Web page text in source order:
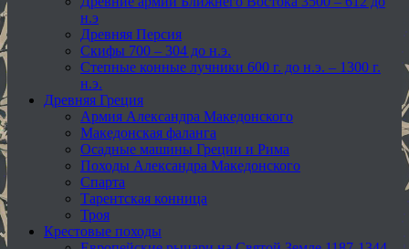
н.э
Древняя Персия
Скифы 700 – 304 до н.э.
Степные конные лучники 600 г. до н.э. – 1300 г.
н.э.
Древняя Греция
Армия Александра Македонского
Македонская фаланга
Осадные машины Греции и Рима
Походы Александра Македонского
Спарта
Тарентская конница
Троя
Крестовые походы